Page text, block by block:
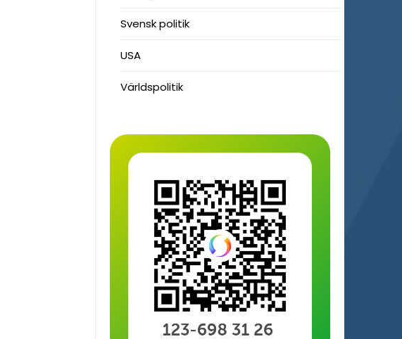
Svensk politik
USA
Världspolitik